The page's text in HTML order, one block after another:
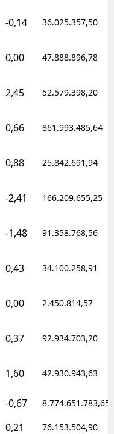
-0,14 36.025.357,50
0,00 47.888.896,78
2,45 52.579.398,20
0,66 861.993.485,64
0,88 25.842.691,94
-2,41 166.209.655,25
-1,48 91.358.768,56
0,43 34.100.258,91
0,00 2.450.814,57
0,37 92.934.703,20
1,60 42.930.943,63
-0,67 8.774.651.783,65
0,21 76.153.504,90